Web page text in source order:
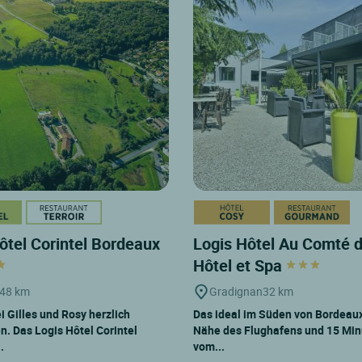
Corintel Bordeaux
km
Gilles und Rosy herzlich
Das Logis Hôtel Corintel
Logis Hôtel Au Comté
Hôtel et Spa
Gradignan32 km
Das ideal im Süden von
Nähe des Flughafens und 15
vom...